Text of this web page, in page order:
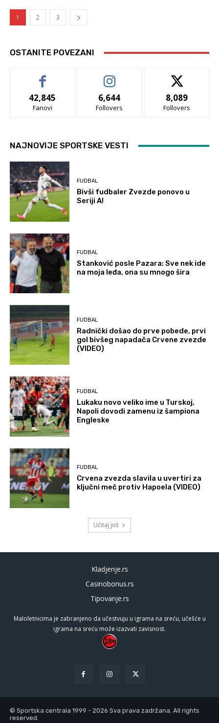
1 2 3
OSTANITE POVEZANI
42,845
Fanovi
6,644
Follovers
8,089
Follovers
NAJNOVIJE SPORTSKE VESTI
FUDBAL
Bivši fudbaler Zvezde ponovo u
Seriji A!
FUDBAL
Stanković posle Pazara: Sve nek ide
na moja leđa, ona su mnogo šira
FUDBAL
Radnički došao do prve pobede, prvi
gol bivšeg napadača Crvene zvezde
(VIDEO)
FUDBAL
Lukaku novo veliko ime u Turskoj,
Napoli dovodi zamenu iz šampiona
Engleske
FUDBAL
Crvena zvezda slavila u uvertiri za
ključni meč protiv Hapoela (VIDEO)
Učitaj još
Kladjenje.rs
Casinobonus.rs
Tipovanje.rs
Maloletnicima je zabranjeno da učestvuju u igrama na sreću, učešće u
igrama na sreću može izazvati zavisnost.
© Sportska centrala 1999 - 2026 Sva prava zadržana. All rights
reserved.